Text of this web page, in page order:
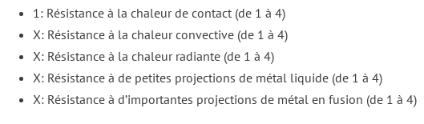
1: Résistance à la chaleur de contact (de 1 à 4)
X: Résistance à la chaleur convective (de 1 à 4)
X: Résistance à la chaleur radiante (de 1 à 4)
X: Résistance à de petites projections de métal liquide (de 1 à 4)
X: Résistance à d’importantes projections de métal en fusion (de 1 à 4)